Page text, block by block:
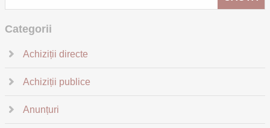
Categorii
Achiziții directe
Achiziții publice
Anunțuri